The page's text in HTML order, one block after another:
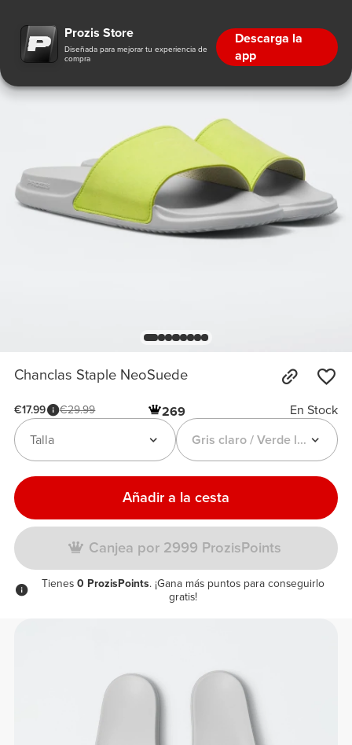
Prozis Store
Diseñada para mejorar tu experiencia de
compra
Descarga la
app
Chanclas Staple NeoSuede
€17.99 €29.99 269
En Stock
Gris claro / Verde lima
Talla
Añadir a la cesta
Canjea por 2999 ProzisPoints
Tienes0 ProzisPoints. ¡Gana más puntos para conseguirlo
gratis!